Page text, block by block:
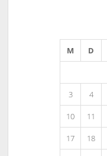
M
D
3 4
10 11
17 18